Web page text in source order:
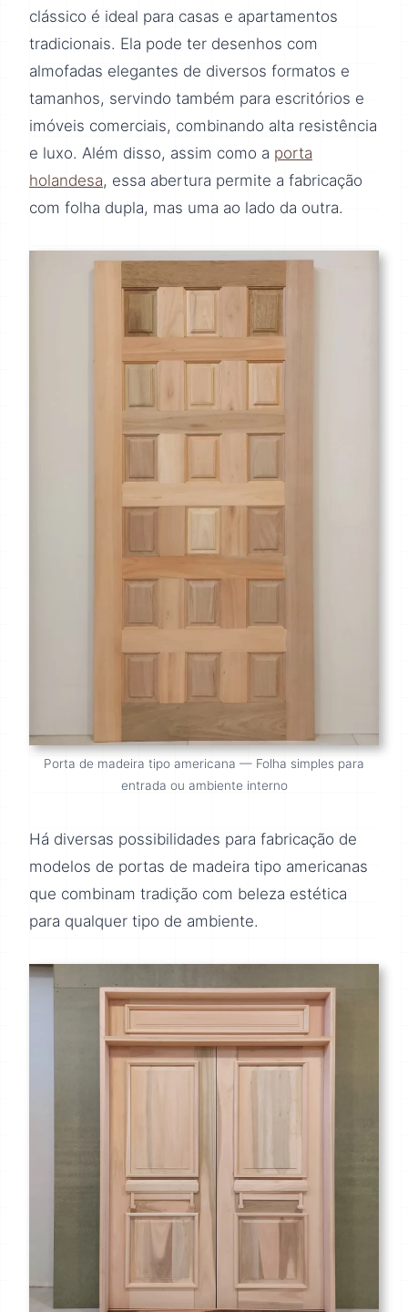
clássico é ideal para casas e apartamentos
tradicionais. Ela pode ter desenhos com
almofadas elegantes de diversos formatos e
tamanhos, servindo também para escritórios e
imóveis comerciais, combinando alta resistência
e luxo. Além disso, assim como a porta
holandesa, essa abertura permite a fabricação
com folha dupla, mas uma ao lado da outra.
Porta de madeira tipo americana — Folha simples para
entrada ou ambiente interno
Há diversas possibilidades para fabricação de
modelos de portas de madeira tipo americanas
que combinam tradição com beleza estética
para qualquer tipo de ambiente.